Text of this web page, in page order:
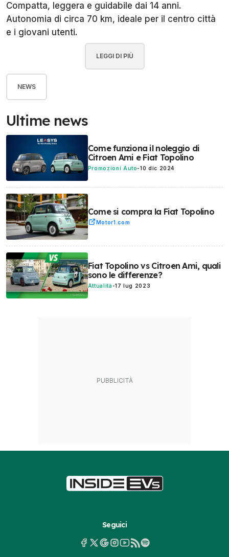
Compatta, leggera e guidabile dai 14 anni.
Autonomia di circa 70 km, ideale per il centro città
e i giovani utenti.
LEGGI DI PIÙ
NEWS
Ultime news
Come funziona il noleggio di
Citroen Ami e Fiat Topolino
Promozioni Auto-10 dic 2024
Come si compra la Fiat Topolino
Motor1.com
Fiat Topolino vs Citroen Ami, quali
sono le differenze?
Attualità -17 lug 2023
Seguici